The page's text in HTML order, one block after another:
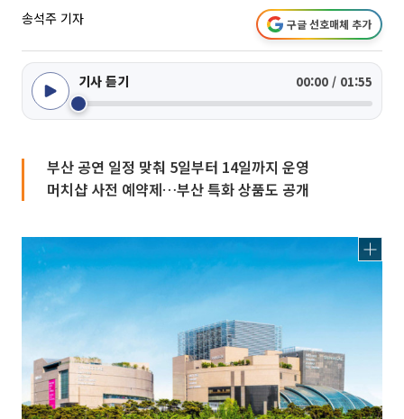
송석주 기자 구글 선호매체 추가
기사 듣기 00:00 / 01:55
부산 공연 일정 맞춰 5일부터 14일까지 운영
머치샵 사전 예약제…부산 특화 상품도 공개